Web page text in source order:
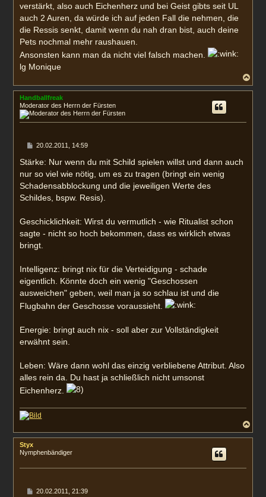
verstärkt, also auch Eichenherz und bei Geist gibts seit UL
auch 2 Auren, da würde ich auf jeden Fall die nehmen, die
die Ressis senkt, damit wenn du nah dran bist, auch deine
Pets nochmal mehr raushauen.
Ansonsten kann man da nicht viel falsch machen.
lg Monique
a
c
Handballfreak
Moderator des Herrn der Fürsten
B
i
r
a
g
20.02.2011, 14:59
Stärke: Nur wenn du mit Schild spielen willst und dann auch
nur so viel wie nötig, um es zu tragen (bringt ein wenig
Schadensabblockung und die jeweiligen Werte des
Schildes, bspw. Resis).
Geschicklichkeit: Wirst du vermutlich - wie Ritualist schon
sagte - nicht so hoch bekommen, dass es wirklich etwas
bringt.
Intelligenz: bringt nix für die Verteidigung - schade
eigentlich. Könnte doch ein wenig "Geschossen
ausweichen" geben, weil man ja so schlau ist und die
Flugbahn der Geschosse voraussieht.
Energie: bringt auch nix - soll aber zur Vollständigkeit
erwähnt sein.
Leben: Wäre dann wohl das einzig verbliebene Attribut. Also
alles rein da. Du hast ja schließlich nicht umsonst
Eichenherz.
a
c
Styx
Nymphenbändiger
B20.02.2011, 21:39